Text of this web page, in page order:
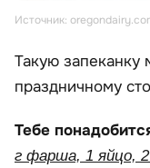
Источник:
Такую
праздничному
Тебе
г фарша, 1 яйцо,